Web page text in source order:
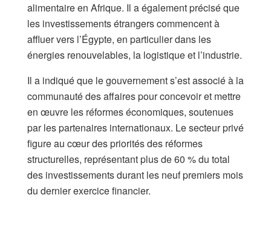
alimentaire en Afrique. Il a également précisé que
les investissements étrangers commencent à
affluer vers l’Égypte, en particulier dans les
énergies renouvelables, la logistique et l’industrie.
Il a indiqué que le gouvernement s’est associé à la
communauté des affaires pour concevoir et mettre
en œuvre les réformes économiques, soutenues
par les partenaires internationaux. Le secteur privé
figure au cœur des priorités des réformes
structurelles, représentant plus de 60 % du total
des investissements durant les neuf premiers mois
du dernier exercice financier.